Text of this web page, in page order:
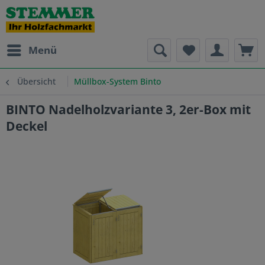
Menü
Übersicht Müllbox-System Binto
BINTO Nadelholzvariante 3, 2er-Box mit
Deckel